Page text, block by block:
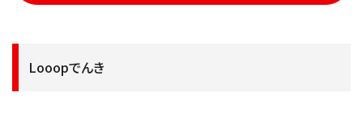
Looopでんき